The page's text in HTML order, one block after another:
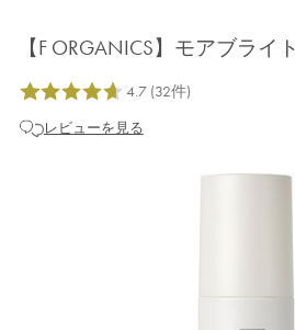
【F ORGANICS】モアブライ
レビューを見る